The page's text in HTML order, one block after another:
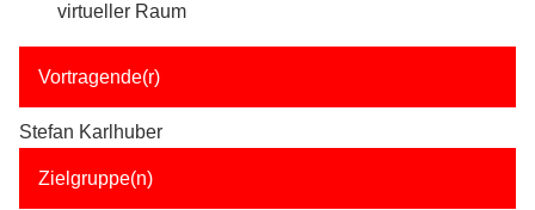
virtueller Raum
Vortragende(r)
Stefan Karlhuber
Zielgruppe(n)